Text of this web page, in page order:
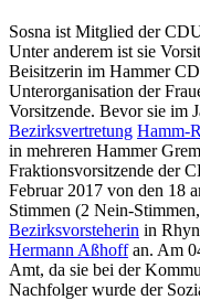
Sosna ist Mitglied der
Unter anderem ist sie
Beisitzerin im Hammer
Unterorganisation der
Vorsitzende. Bevor sie im
Bezirksvertretung Hamm-
in mehreren Hammer
Fraktionsvorsitzende der
Februar 2017 von den 18
Stimmen (2 Nein-
Bezirksvorsteherin in
Hermann Aßhoffan. Am
Amt, da sie bei der
Nachfolger wurde der